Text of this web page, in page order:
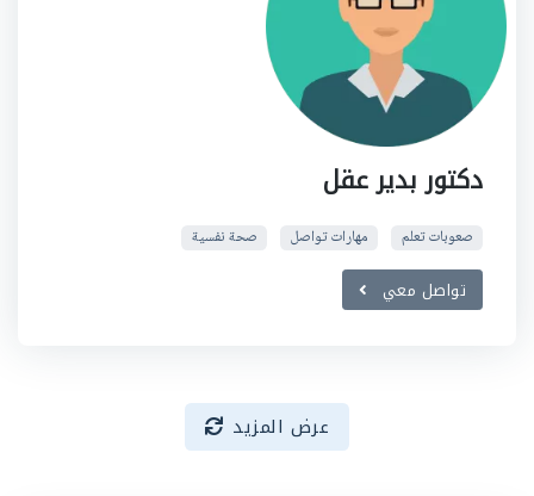
دكتور بدير عقل
صعوبات تعلم مهارات تواصل صحة نفسية
تواصل معي
عرض المزيد